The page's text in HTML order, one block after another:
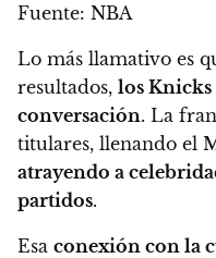
Fuente: NBA
Lo más llamativo es
resultados, los Knicks
conversación. La
titulares, llenando el
atrayendo a
partidos.
Esa conexión con la